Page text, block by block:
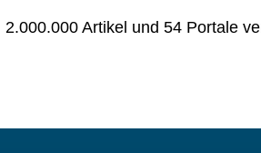
2.000.000 Artikel und 54 Portale